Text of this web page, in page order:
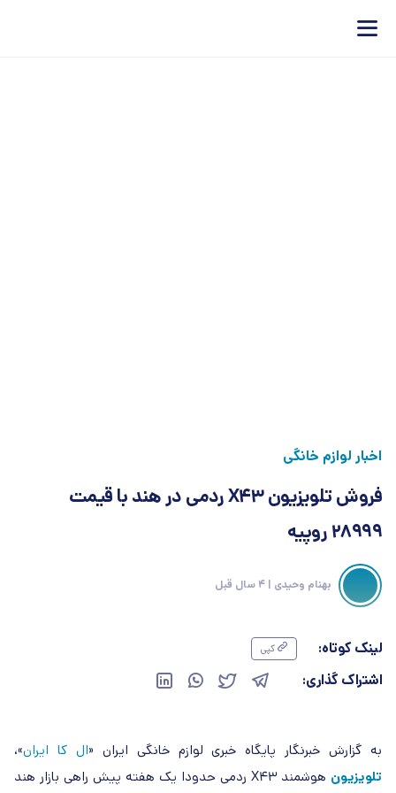
اخبار لوازم خانگی
فروش تلویزیون X43 ردمی در هند با قیمت
28999 روپیه
بهنام وحیدی | 4 سال قبل
لینک کوتاه: کپی
اشتراک گذاری:
به گزارش خبرنگار پایگاه خبری لوازم خانگی ایران «ال کا ایران»،
تلویزیون
هوشمند X43 ردمی حدودا یک هفته پیش راهی بازار هند